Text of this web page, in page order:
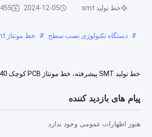
خط تولید smt 2024-12-05 455 نظرات
# دستگاه تکنولوژی نصب سطح # خط مونتاژ smt
پیام های بازدید کننده
هنوز اظهارات عمومی وجود ندارد